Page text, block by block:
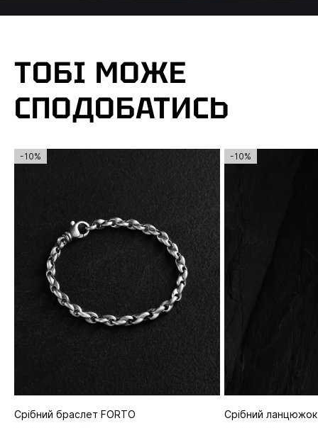
ТОБІ МОЖЕ
СПОДОБАТИСЬ
-10%
Срібний браслет FORTO
-10%
Срібний ланцюжок